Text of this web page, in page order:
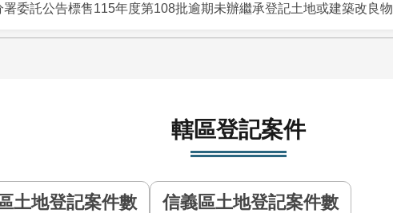
委託公告標售115年度第108批逾期未辦繼承登記土地或建築改良物
轄區登記案件
土地登記案件數 信義區土地登記案件數